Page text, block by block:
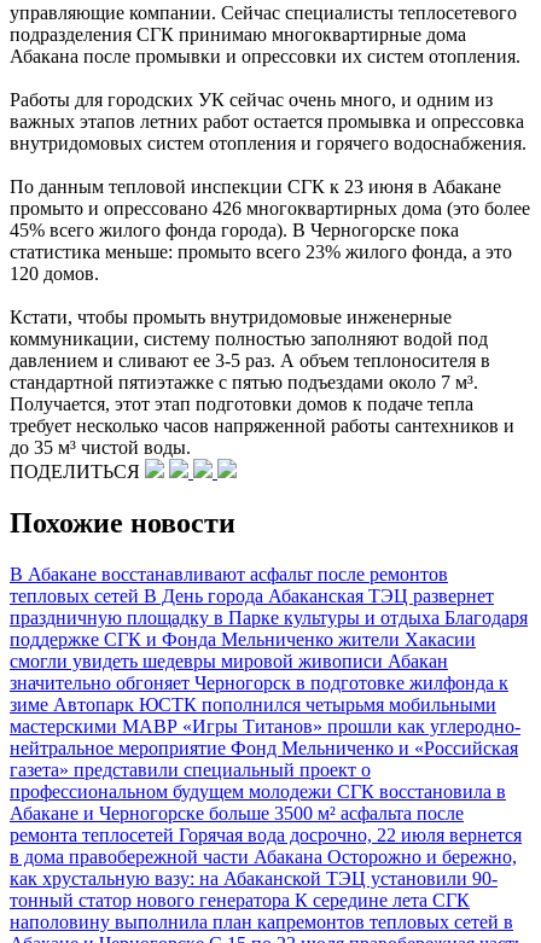
управляющие компании. Сейчас специалисты теплосетевого
подразделения СГК принимаю многоквартирные дома
Абакана после промывки и опрессовки их систем отопления.
Работы для городских УК сейчас очень много, и одним из
важных этапов летних работ остается промывка и опрессовка
внутридомовых систем отопления и горячего водоснабжения.
По данным тепловой инспекции СГК к 23 июня в Абакане
промыто и опрессовано 426 многоквартирных дома (это более
45% всего жилого фонда города). В Черногорске пока
статистика меньше: промыто всего 23% жилого фонда, а это
120 домов.
Кстати, чтобы промыть внутридомовые инженерные
коммуникации, систему полностью заполняют водой под
давлением и сливают ее 3-5 раз. А объем теплоносителя в
стандартной пятиэтажке с пятью подъездами около 7 м³.
Получается, этот этап подготовки домов к подаче тепла
требует несколько часов напряженной работы сантехников и
до 35 м³ чистой воды.
ПОДЕЛИТЬСЯ
Похожие новости
В Абакане восстанавливают асфальт после ремонтов
тепловых сетей В День города Абаканская ТЭЦ развернет
праздничную площадку в Парке культуры и отдыха Благодаря
поддержке СГК и Фонда Мельниченко жители Хакасии
смогли увидеть шедевры мировой живописи Абакан
значительно обгоняет Черногорск в подготовке жилфонда к
зиме Автопарк ЮСТК пополнился четырьмя мобильными
мастерскими МАВР «Игры Титанов» прошли как углеродно-
нейтральное мероприятие Фонд Мельниченко и «Российская
газета» представили специальный проект о
профессиональном будущем молодежи СГК восстановила в
Абакане и Черногорске больше 3500 м² асфальта после
ремонта теплосетей Горячая вода досрочно, 22 июля вернется
в дома правобережной части Абакана Осторожно и бережно,
как хрустальную вазу: на Абаканской ТЭЦ установили 90-
тонный статор нового генератора К середине лета СГК
наполовину выполнила план капремонтов тепловых сетей в